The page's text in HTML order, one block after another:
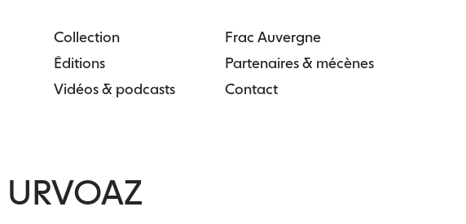
Collection
Éditions
Vidéos & podcasts
Frac Auvergne
Partenaires & mécènes
Contact